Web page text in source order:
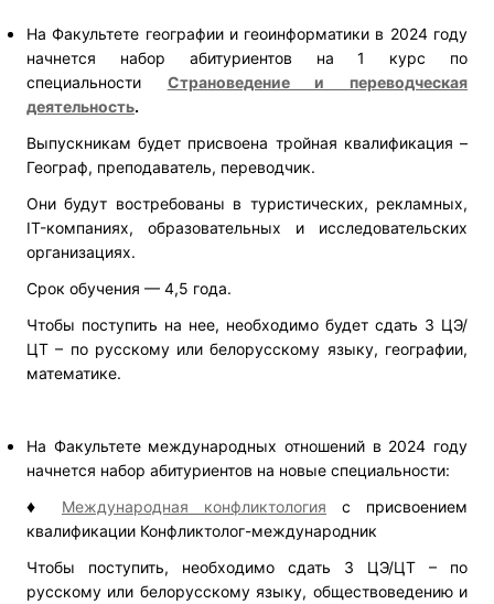
На Факультете географии и геоинформатики в 2024 году
начнется набор абитуриентов на 1 курс по
специальности Страноведение и переводческая
деятельность.
Выпускникам будет присвоена тройная квалификация –
Географ, преподаватель, переводчик.
Они будут востребованы в туристических, рекламных,
IT-компаниях, образовательных и исследовательских
организациях.
Срок обучения — 4,5 года.
Чтобы поступить на нее, необходимо будет сдать 3 ЦЭ/
ЦТ – по русскому или белорусскому языку, географии,
математике.
На Факультете международных отношений в 2024 году
начнется набор абитуриентов на новые специальности:
♦ Международная конфликтология с присвоением
квалификации Конфликтолог-международник
Чтобы поступить, необходимо сдать 3 ЦЭ/ЦТ – по
русскому или белорусскому языку, обществоведению и